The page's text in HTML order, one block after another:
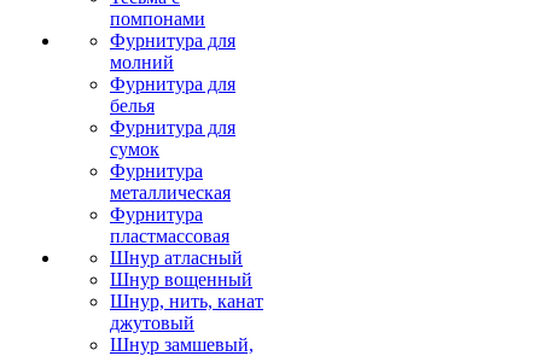
помпонами
Фурнитура для
молний
Фурнитура для
белья
Фурнитура для
сумок
Фурнитура
металлическая
Фурнитура
пластмассовая
Шнур атласный
Шнур вощенный
Шнур, нить, канат
джутовый
Шнур замшевый,